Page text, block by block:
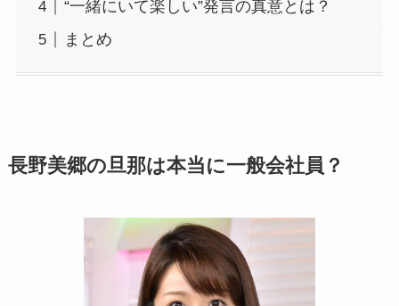
“一緒にいて楽しい”発言の真意とは？
まとめ
長野美郷の旦那は本当に一般会社員？